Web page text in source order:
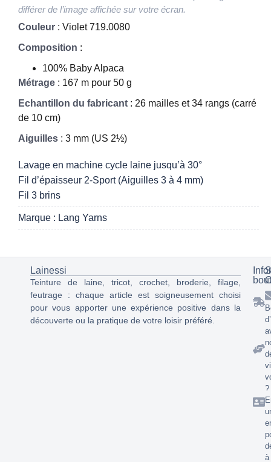
différer de l’image affichée sur votre écran.
Couleur : Violet 719.0080
Composition :
100% Baby Alpaca
Métrage : 167 m pour 50 g
Echantillon du fabricant : 26 mailles et 34 rangs (carré
de 10 cm)
Aiguilles : 3 mm (US 2½)
Lavage en machine cycle laine jusqu’à 30°
Fil d’épaisseur 2-Sport (Aiguilles 3 à 4 mm)
Fil 3 brins
Marque : Lang Yarns
Lainessi
Teinture de laine, tricot, crochet, broderie, filage,
feutrage : chaque article est soigneusement choisi
pour vous apporter une expérience positive dans la
découverte ou la pratique de votre loisir préféré.
?
à